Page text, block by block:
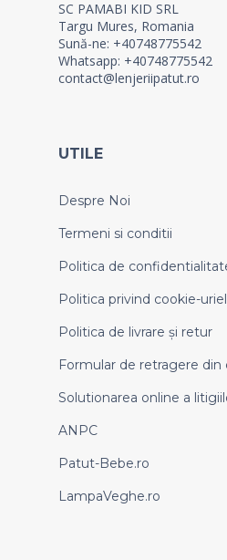
SC PAMABI KID SRL
Targu Mures, Romania
Sună-ne: +40748775542
Whatsapp: +40748775542
contact@lenjeriipatut.ro
UTILE
Despre Noi
Termeni si conditii
Politica de
Politica privind cookie-
Politica de livrare și retur
Formular de retragere din
Solutionarea online a
ANPC
Patut-Bebe.ro
LampaVeghe.ro